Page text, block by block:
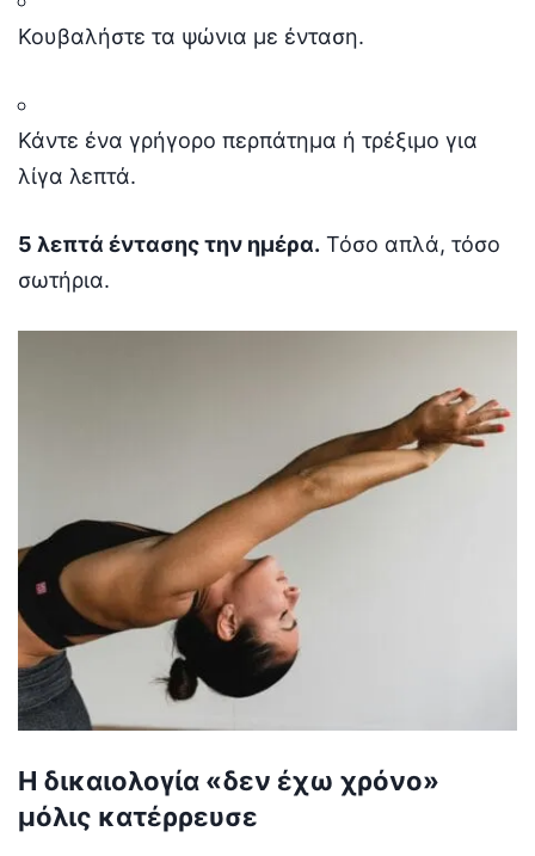
Κουβαλήστε τα ψώνια με ένταση.
Κάντε ένα γρήγορο περπάτημα ή τρέξιμο για
λίγα λεπτά.
5 λεπτά έντασης την ημέρα. Τόσο απλά, τόσο
σωτήρια.
Η δικαιολογία «δεν έχω χρόνο»
μόλις κατέρρευσε